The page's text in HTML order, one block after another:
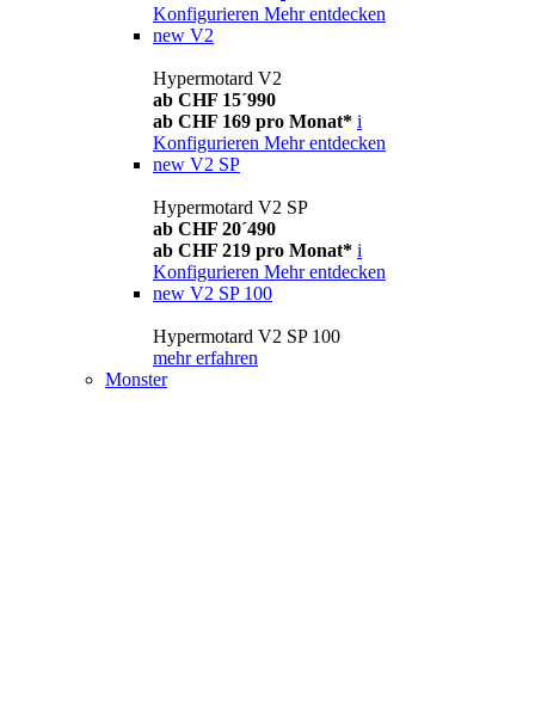
Konfigurieren Mehr entdecken
new V2
Hypermotard V2
ab CHF 15´990
ab CHF 169 pro Monat* i
Konfigurieren Mehr entdecken
new V2 SP
Hypermotard V2 SP
ab CHF 20´490
ab CHF 219 pro Monat* i
Konfigurieren Mehr entdecken
new V2 SP 100
Hypermotard V2 SP 100
mehr erfahren
Monster